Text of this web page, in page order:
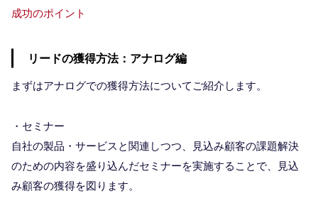
成功のポイント
リードの獲得方法：アナログ編
まずはアナログでの獲得方法についてご紹介します。
・セミナー
自社の製品・サービスと関連しつつ、見込み顧客の課題解決
のための内容を盛り込んだセミナーを実施することで、見込
み顧客の獲得を図ります。